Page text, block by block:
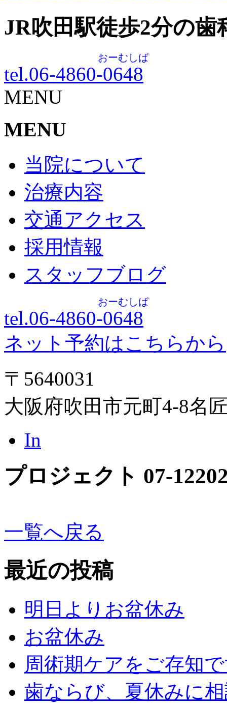
JR吹田駅徒歩2分の歯
tel.06-4860-0648
おーむしば
MENU
MENU
当院について
治療内容
交通アクセス
採用情報
スタッフブログ
tel.06-4860-0648
おーむしば
ネット予約はこちらから
〒5640031
大阪府吹田市元町4-8名
In
プロジェクト 07-12
一覧へ戻る
最近の投稿
明日よりお盆休み
お盆休み
周術期ケアをご存知
歯ならび、夏休みに